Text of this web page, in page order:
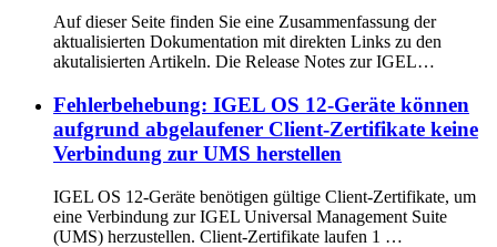
Auf dieser Seite finden Sie eine Zusammenfassung der
aktualisierten Dokumentation mit direkten Links zu den
akutalisierten Artikeln. Die Release Notes zur IGEL…
Fehlerbehebung: IGEL OS 12-Geräte können
aufgrund abgelaufener Client-Zertifikate keine
Verbindung zur UMS herstellen
IGEL OS 12-Geräte benötigen gültige Client-Zertifikate, um
eine Verbindung zur IGEL Universal Management Suite
(UMS) herzustellen. Client-Zertifikate laufen 1 …